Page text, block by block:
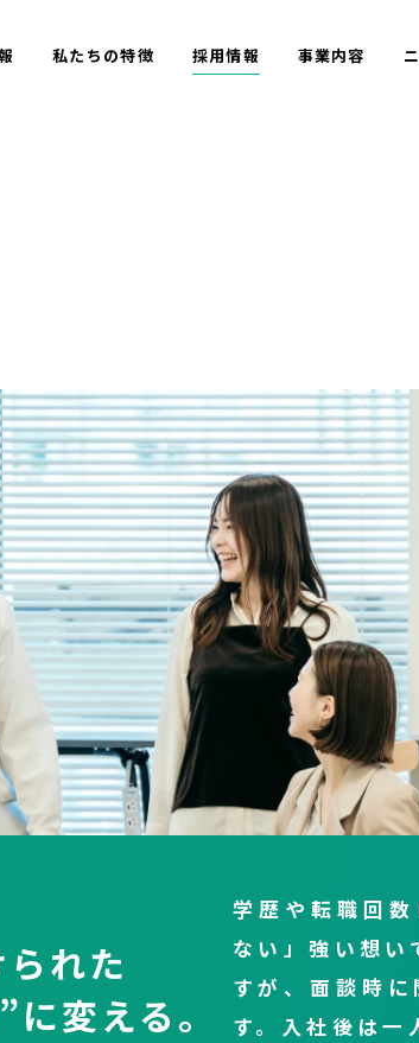
私たちの特徴 採用情報 事業内容
れた
変える。
学歴や転職回
ない」強い想い
すが、面談時
す。入社後は一